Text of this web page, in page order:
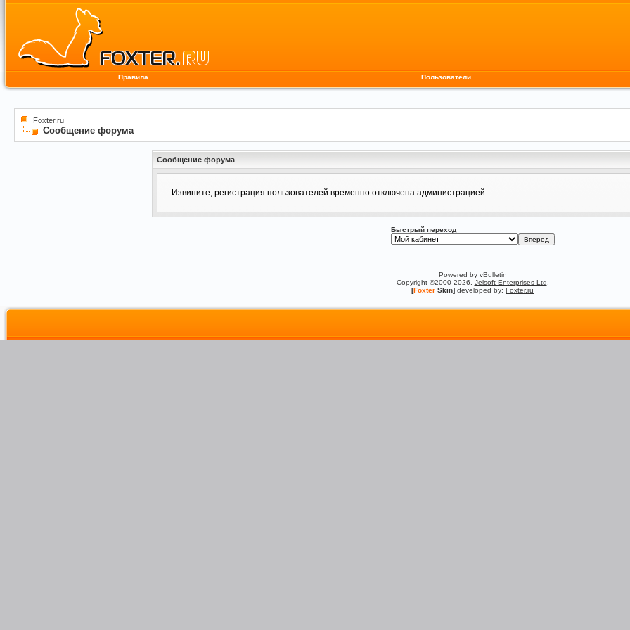
Правила Пользователи
Foxter.ru
Сообщение форума
Сообщение форума
Извините, регистрация пользователей временно отключена администрацией.
Быстрый переход
Powered by vBulletin
Copyright ©2000-2026, Jelsoft Enterprises Ltd
[Foxter Skin] developed by: Foxter.ru